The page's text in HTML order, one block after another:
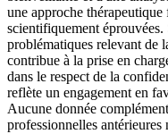
une approche thérapeutique
scientifiquement
problématiques relevant de
contribue à la prise en
dans le respect de la
reflète un engagement en
Aucune donnée
professionnelles antérieures